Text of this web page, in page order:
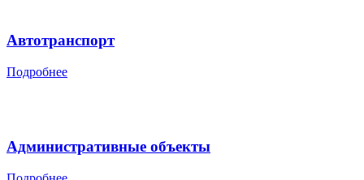
Автотранспорт
Подробнее
Административные объекты